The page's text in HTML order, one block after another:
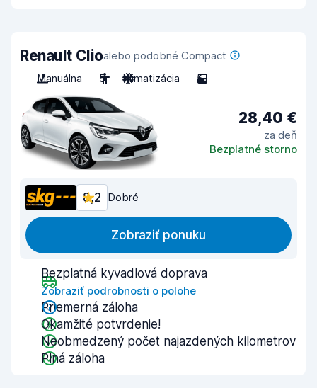
Renault Clioalebo podobné Compact
Manuálna
5 Klimatizácia 5
28,40 €
za deň
Bezplatné storno
8,2 Dobré
Zobraziť ponuku
Bezplatná kyvadlová doprava
Zobraziť podrobnosti o polohe
Priemerná záloha
Okamžité potvrdenie!
Neobmedzený počet najazdených kilometrov
Plná záloha